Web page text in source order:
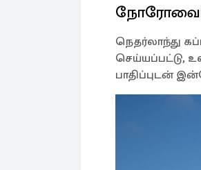
நெதர்லாந்து
செய்யப்பட்டு,
பாதிப்புடன்